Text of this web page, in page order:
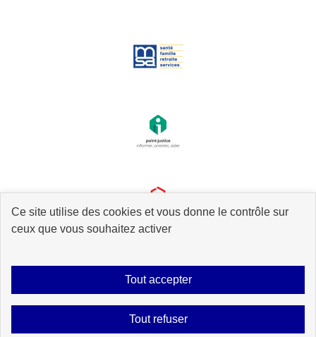
Ce site utilise des cookies et vous donne le contrôle sur
ceux que vous souhaitez activer
Tout accepter
Tout refuser
Plan du site Accessibilité : partiellement conforme Mentions légales
Gestion des cookies